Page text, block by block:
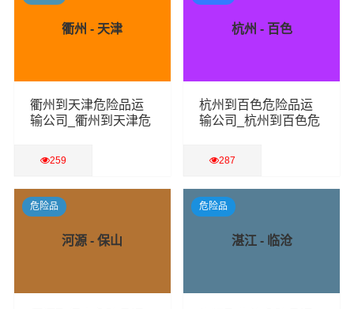
衢州 - 天津
衢州到天津危险品运
输公司_衢州到天津危
259
查看详细
杭州 - 百色
杭州到百色危险品运
输公司_杭州到百色危
287
查看详细
河源 - 保山
危险品
湛江 - 临沧
危险品